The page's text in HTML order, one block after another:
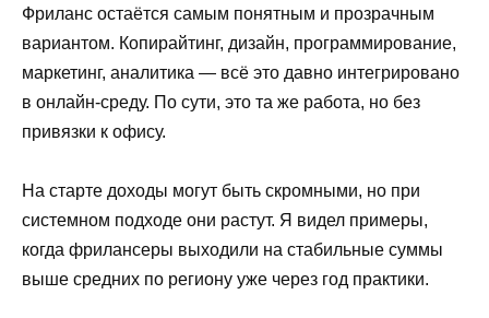
Фриланс остаётся самым понятным и прозрачным
вариантом. Копирайтинг, дизайн, программирование,
маркетинг, аналитика — всё это давно интегрировано
в онлайн-среду. По сути, это та же работа, но без
привязки к офису.
На старте доходы могут быть скромными, но при
системном подходе они растут. Я видел примеры,
когда фрилансеры выходили на стабильные суммы
выше средних по региону уже через год практики.